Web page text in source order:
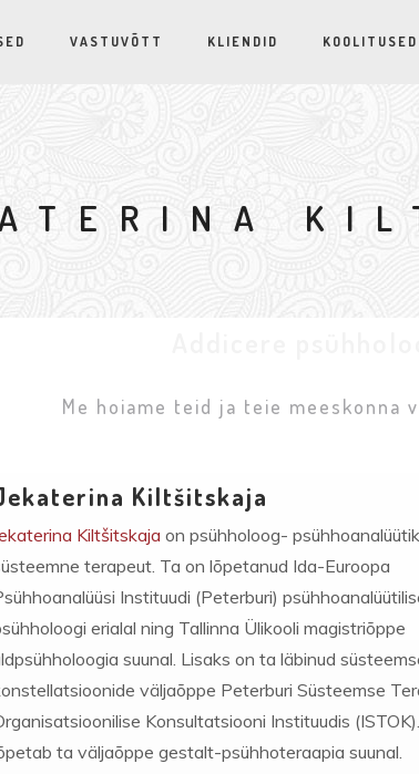
VASTUVÕTT KLIENDID KOOLITUSED
Me hoiame teid ja teie meeskonna
Kiltšitskaja
Kiltšitskaja on psühholoog-
terapeut. Ta on lõpetanud Ida-Euroopa
Instituudi (Peterburi)
erialal ning Tallinna Ülikooli magistriõppe
suunal. Lisaks on ta läbinud
väljaõppe Peterburi Süsteemse
Konsultatsiooni Instituudis
ta väljaõppe gestalt-psühhoteraapia suunal.